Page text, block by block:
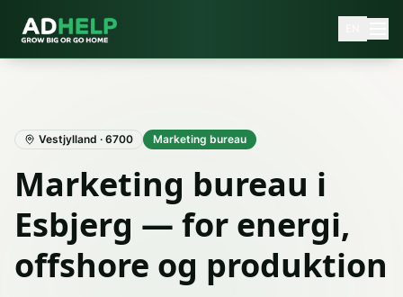
Vestjylland · 6700 Marketing bureau
Marketing bureau i
Esbjerg — for energi,
offshore og produktion